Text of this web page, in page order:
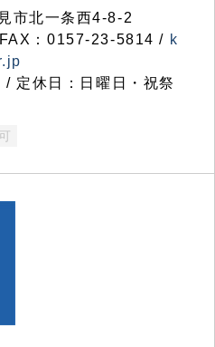
市北一条西4-8-2
：0157-23-5814 / k
定休日：日曜日・祝祭